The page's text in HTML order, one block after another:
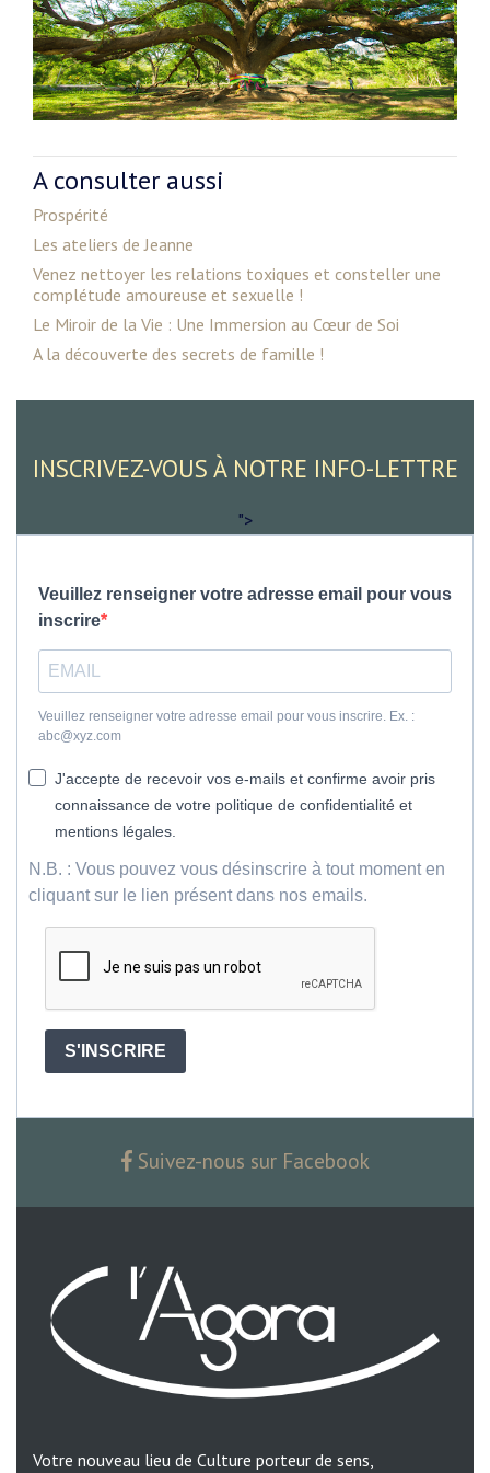
A consulter aussi
Prospérité
Les ateliers de Jeanne
Venez nettoyer les relations toxiques et consteller une
complétude amoureuse et sexuelle !
Le Miroir de la Vie : Une Immersion au Cœur de Soi
A la découverte des secrets de famille !
INSCRIVEZ-VOUS À NOTRE INFO-LETTRE
">
Veuillez renseigner votre adresse email pour vous
inscrire
Veuillez renseigner votre adresse email pour vous inscrire. Ex. :
abc@xyz.com
J'accepte de recevoir vos e-mails et confirme avoir pris
connaissance de votre politique de confidentialité et
mentions légales.
N.B. : Vous pouvez vous désinscrire à tout moment en
cliquant sur le lien présent dans nos emails.
S'INSCRIRE
Suivez-nous sur Facebook
Votre nouveau lieu de Culture porteur de sens,